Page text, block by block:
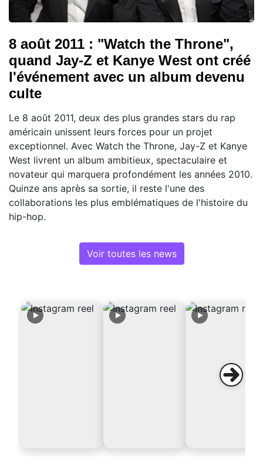
8 août 2011 : "Watch the Throne",
quand Jay-Z et Kanye West ont créé
l'événement avec un album devenu
culte
Le 8 août 2011, deux des plus grandes stars du rap
américain unissent leurs forces pour un projet
exceptionnel. Avec Watch the Throne, Jay-Z et Kanye
West livrent un album ambitieux, spectaculaire et
novateur qui marquera profondément les années 2010.
Quinze ans après sa sortie, il reste l'une des
collaborations les plus emblématiques de l'histoire du
hip-hop.
Voir toutes les news